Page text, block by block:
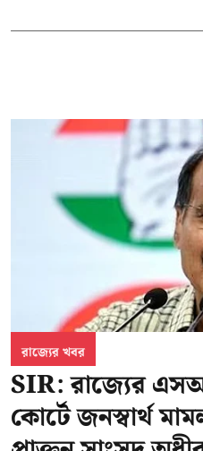
রাজ্যের খবর
SIR: রাজ্যের
কোর্টে জনস্বার্থ